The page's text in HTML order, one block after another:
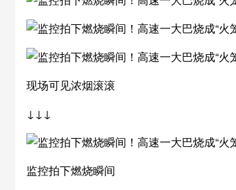
现场可见浓烟滚滚
↓↓↓
监控拍下燃烧瞬间